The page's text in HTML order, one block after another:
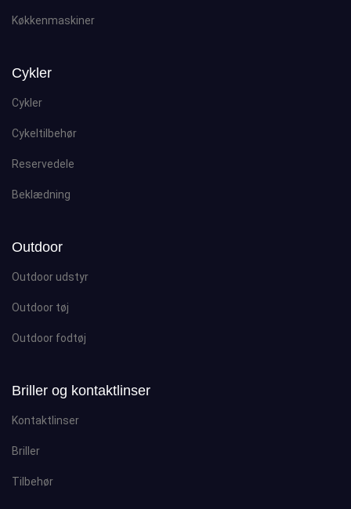
Køkkenmaskiner
Cykler
Cykler
Cykeltilbehør
Reservedele
Beklædning
Outdoor
Outdoor udstyr
Outdoor tøj
Outdoor fodtøj
Briller og kontaktlinser
Kontaktlinser
Briller
Tilbehør